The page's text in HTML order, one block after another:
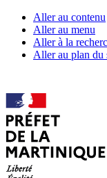
Aller au contenu
Aller au menu
Aller à la
Aller au plan du